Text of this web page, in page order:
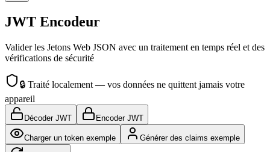
JWT Encodeur
Valider les Jetons Web JSON avec un traitement en temps réel et des
vérifications de sécurité
🔒 Traité localement — vos données ne quittent jamais votre
appareil
Décoder JWT Encoder JWT
Charger un token exemple Générer des claims exemple